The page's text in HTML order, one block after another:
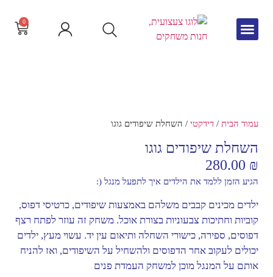
0
עמוד הבית / דידקטי / השחלת שיפודים גוגו
השחלת שיפודים גוגו
280.00 ₪
הגיע הזמן ללמד את הילדים איך לתפעל מנגל (:
ילדים מכינים קבבים משלהם באמצעות שיפודים, כרטיסי דפוס,
קוביות וחתיכות צבעוניות בצורת אוכל. משחק זה עוזר לפתח רצף
דפוסים, ספירה, כישורי השחלה ותיאום עין יד. עשוי מעץ, ילדים
יכולים לעקוב אחר הדפוסים ולהשחיל על השיפודים, ואז להניח
אותם על המנגל מוכן למשחק העמדת פנים